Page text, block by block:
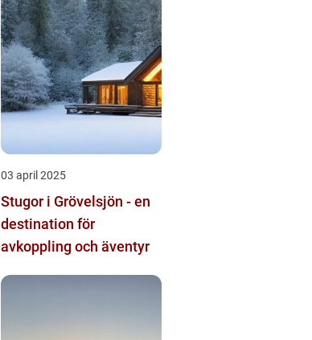
03 april 2025
Stugor i Grövelsjön - en
destination för
avkoppling och äventyr